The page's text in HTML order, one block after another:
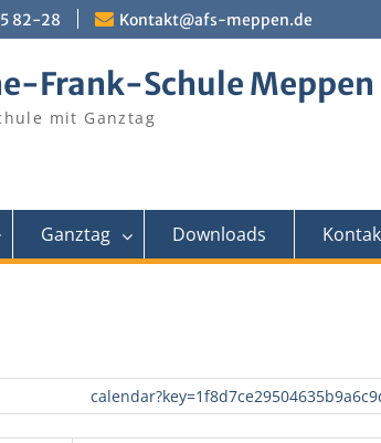
82-28 Kontakt@afs-meppen.de
Frank-Schule Meppen
mit Ganztag
Ganztag Downloads